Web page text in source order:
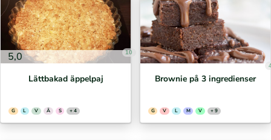
5,0 10
Lättbakad äppelpaj
G L V Ä S + 4
Brownie på 3 ingredienser
G V L M V + 9